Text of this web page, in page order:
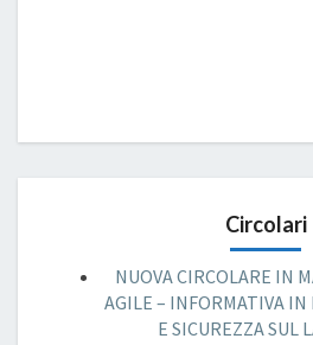
Circolari
NUOVA CIRCOLARE IN
AGILE – INFORMATIVA IN
E SICUREZZA SUL